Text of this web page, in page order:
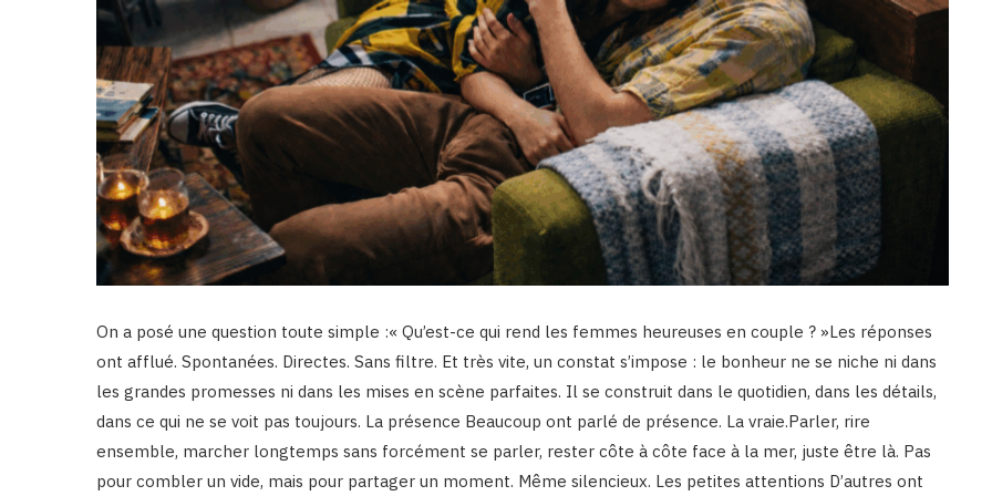
On a posé une question toute simple :« Qu’est-ce qui rend les femmes heureuses en couple ? »Les réponses
ont afflué. Spontanées. Directes. Sans filtre. Et très vite, un constat s’impose : le bonheur ne se niche ni dans
les grandes promesses ni dans les mises en scène parfaites. Il se construit dans le quotidien, dans les détails,
dans ce qui ne se voit pas toujours. La présence Beaucoup ont parlé de présence. La vraie.Parler, rire
ensemble, marcher longtemps sans forcément se parler, rester côte à côte face à la mer, juste être là. Pas
pour combler un vide, mais pour partager un moment. Même silencieux. Les petites attentions D’autres ont